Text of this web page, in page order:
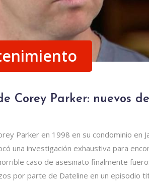
Corey Parker: nuevos
Parker en 1998 en su condominio en
una investigación exhaustiva para
caso de asesinato finalmente
por parte de Dateline en un episodio